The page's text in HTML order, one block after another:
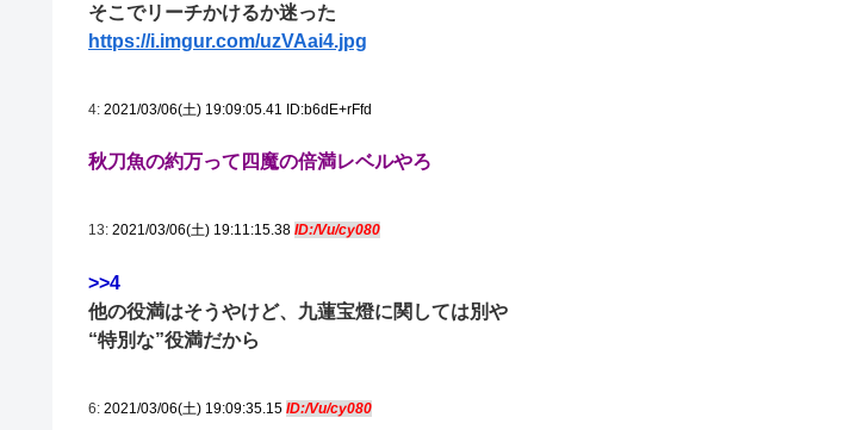
そこでリーチかけるか迷った
https://i.imgur.com/uzVAai4.jpg
4: 2021/03/06(土) 19:09:05.41 ID:b6dE+rFfd
秋刀魚の約万って四魔の倍満レベルやろ
13: 2021/03/06(土) 19:11:15.38 ID:/Vu/cy080
>>4
他の役満はそうやけど、九蓮宝燈に関しては別や
“特別な”役満だから
6: 2021/03/06(土) 19:09:35.15 ID:/Vu/cy080